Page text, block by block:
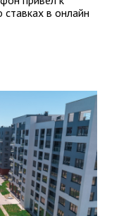
ставках в онлайн